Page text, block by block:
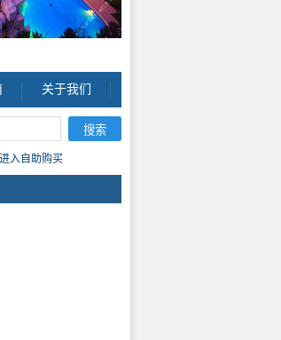
关于我们
入自助购买